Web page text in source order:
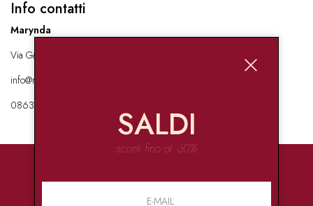
Info contatti
Marynda
Via Garibaldi 136 67051 Avezzano
info@marynda.com
08631871946
SALDI
sconti fino al -60%